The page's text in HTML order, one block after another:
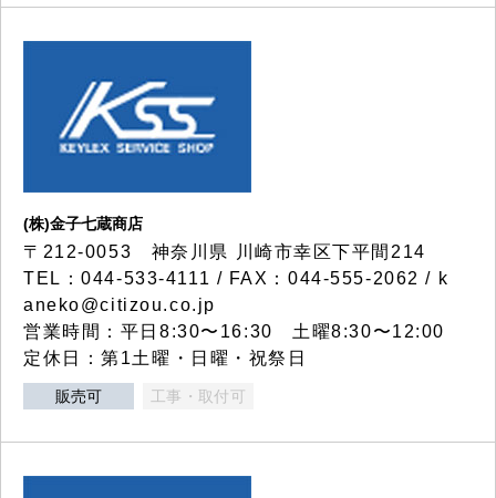
(株)金子七蔵商店
〒212-0053 神奈川県 川崎市幸区下平間214
TEL：044-533-4111 / FAX：044-555-2062 / k
aneko@citizou.co.jp
営業時間：平日8:30〜16:30 土曜8:30〜12:00
定休日：第1土曜・日曜・祝祭日
販売可 工事・取付可